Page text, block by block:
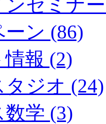
セミナ
ン (86)
報 (2)
ジオ (24)
数学 (3)